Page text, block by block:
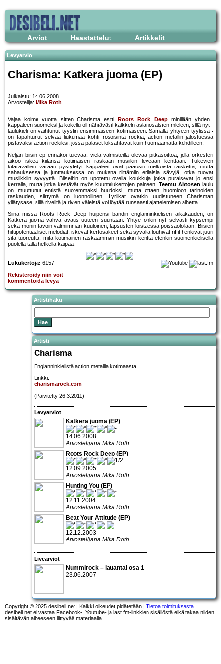
Arviot Haastattelut Artikkelit
Levyarvio
Charisma: Katkera juoma (EP)
Julkaistu: 14.06.2008
Arvostelija: Mika Roth
Vajaa kolme vuotta sitten Charisma esitti Roots Rock Deepminillään yhden
kappaleen suomeksi ja kokeilu oli nähtävästi kaikkein asianosaisten mieleen, sillä nyt
laulukieli on vaihtunut tyystin ensimmäiseen kotimaiseen. Samalla yhtyeen tyylissä
on tapahtunut selvää liukumaa kohti rosoisinta rockia, action metallin jalostuessa
pistäväksi action rockiksi, jossa palaset loksahtavat kuin huomaamatta kohdilleen.
Neljän biisin ep ennakoi tulevaa, vielä valmisteilla olevaa pitkäsoittoa, jolla orkesteri
aikoo iskeä kiilansa kotimaisen raskaan musiikin leveään kenttään. Tukevien
kitaravallien varaan pystytetyt kappaleet ovat pääosin melkoista räiskettä, mutta
sahauksessa ja junttauksessa on mukana riittämiin erilaisia sävyjä, jotka tuovat
musiikkiin syvyyttä. Biiseihin on upotettu ovelia koukkuja jotka puraisevat jo ensi
kerralla, mutta jotka kestävät myös kuuntelukertojen paineen.Teemu Ahtosen laulu
on muuttunut entistä suoremmaksi huudoksi, mutta ottaen huomioon tarinoiden
raskauden, siirtymä on luonnollinen. Lyriikat ovatkin uudistuneen Charisman
yllätysase, sillä riveiltä ja rivien väleistä voi löytää runsaasti ajattelemisen aihetta.
Siinä missä Roots Rock Deep huipensi bändin englanninkielisen aikakauden, on
Katkera juoma vahva avaus uuteen suuntaan. Yhtye onkin nyt selvästi kypsempi
sekä monin tavoin valmiimman kuuloinen, lapsusten loistaessa poissaolollaan. Biisien
hittipotentiaaliset melodiat, iskevät kertosäkeet sekä syvältä louhivat riffit henkivät juuri
sitä tuoreutta, mitä kotimainen raskaamman musiikin kenttä etenkin suomenkielisellä
puolella tällä hetkellä kaipaa.
Lukukertoja: 6157
Rekisteröidy niin voit
kommentoida levyä
Artistihaku
Artisti
Charisma
Englanninkielistä action metallia kotimaasta.
Linkki:
charismarock.com
(Päivitetty 26.3.2011)
Levyarviot
Katkera juoma (EP)
14.06.2008
Arvostelijana Mika Roth
Roots Rock Deep (EP)
12.09.2005
Arvostelijana Mika Roth
Hunting You (EP)
12.11.2004
Arvostelijana Mika Roth
Beat Your Attitude (EP)
12.12.2003
Arvostelijana Mika Roth
Livearviot
Nummirock – lauantai osa 1
23.06.2007
Copyright © 2025 desibeli.net | Kaikki oikeudet pidätetään | Tietoa toimituksesta
desibeli.net ei vastaa Facebook-, Youtube- ja last.fm-linkkien sisällöstä eikä takaa niiden
sisältävän aiheeseen liittyvää materiaalia.